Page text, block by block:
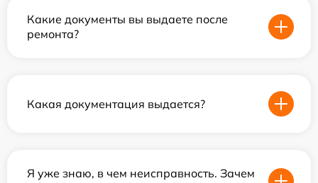
Какие документы вы выдаете после
ремонта?
Какая документация выдается?
Я уже знаю, в чем неисправность. Зачем